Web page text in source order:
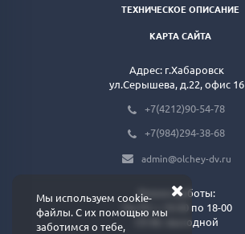
ТЕХНИЧЕСКОЕ ОПИСАНИЕ
КАРТА САЙТА
Адрес: г.Хабаровск
ул.Серышева, д.22, офис 16
+7(4212)90-54-78
+7(984)294-38-68
admin@olchey-dv.ru
Режим работы:
Пн-Пт: с 10-00 по 18-00
Сб-Вс: выходной
Мы используем cookie-
файлы. С их помощью мы
заботимся о тебе,